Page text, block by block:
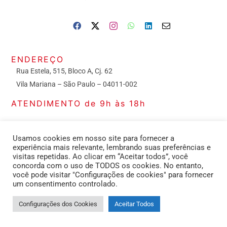
ENDEREÇO
Rua Estela, 515, Bloco A, Cj. 62
Vila Mariana – São Paulo – 04011-002
ATENDIMENTO de 9h às 18h
CONTATOS
Secretaria: (11) 2391-3413
Usamos cookies em nosso site para fornecer a
experiência mais relevante, lembrando suas preferências e
visitas repetidas. Ao clicar em “Aceitar todos”, você
concorda com o uso de TODOS os cookies. No entanto,
você pode visitar "Configurações de cookies" para fornecer
um consentimento controlado.
Configurações dos Cookies Aceitar Todos